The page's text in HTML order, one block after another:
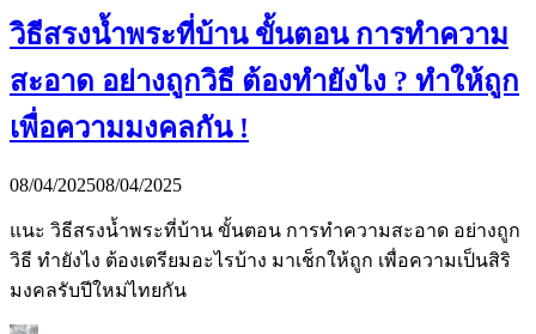
วิธีสรงน้ำพระที่บ้าน ขั้นตอน การทําความ
สะอาด อย่างถูกวิธี ต้องทำยังไง ? ทำให้ถูก
เพื่อความมงคลกัน !
08/04/202508/04/2025
แนะ วิธีสรงน้ำพระที่บ้าน ขั้นตอน การทําความสะอาด อย่างถูก
วิธี ทำยังไง ต้องเตรียมอะไรบ้าง มาเช็กให้ถูก เพื่อความเป็นสิริ
มงคลรับปีใหม่ไทยกัน